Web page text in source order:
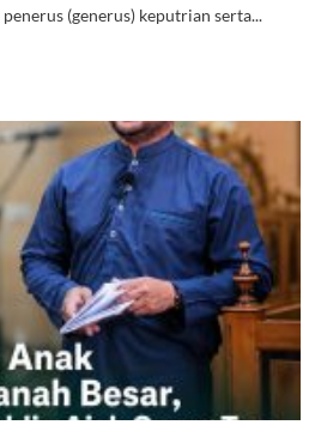
(generus) keputrian serta...